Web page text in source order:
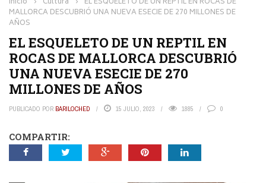
MALLORCA DESCUBRIÓ UNA NUEVA ESECIE DE 270 MILLONES DE
AÑOS
EL ESQUELETO DE UN REPTIL EN
ROCAS DE MALLORCA DESCUBRIÓ
UNA NUEVA ESECIE DE 270
MILLONES DE AÑOS
PUBLICADO POR BARILOCHED 15 JULIO, 2023 1885 0
COMPARTIR: